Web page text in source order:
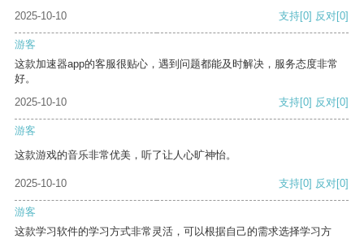
2025-10-10
支持[0] 反对[0]
游客
这款加速器app的客服很贴心，遇到问题都能及时解决，服务态度非常
好。
2025-10-10
支持[0] 反对[0]
游客
这款游戏的音乐非常优美，听了让人心旷神怡。
2025-10-10 支持[0] 反对[0]
游客
这款学习软件的学习方式非常灵活，可以根据自己的需求选择学习方